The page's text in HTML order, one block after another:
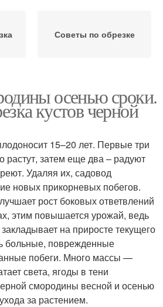
Советы по обрезке
осенью сроки.
кустов черной
15–20 лет. Первые три
растут, затем еще два – радуют
Удаляя их, садовод
новых прикорневых побегов.
рост боковых ответвлений
этим повышается урожай, ведь
на приросте текущего
больные, поврежденные
побеги. Много массы —
света, ягоды в тени
смородины весной и осенью
за растением.